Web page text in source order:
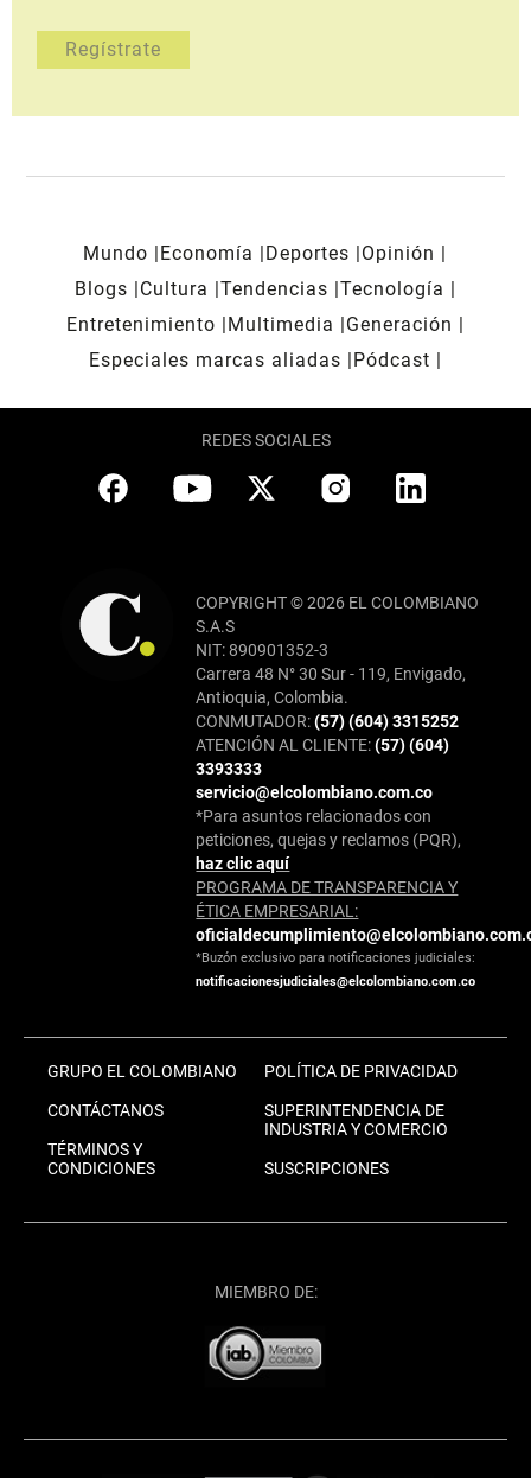
Mundo Economía Deportes
Opinión
Blogs
Cultura Tendencias Tecnología
Entretenimiento
Multimedia
Generación
Especiales marcas aliadas
Pódcast
REDES SOCIALES
COPYRIGHT © 2026 EL COLOMBIANO
S.A.S
NIT: 890901352-3
Carrera 48 N° 30 Sur - 119, Envigado,
Antioquia, Colombia.
CONMUTADOR:(57) (604) 3315252
ATENCIÓN AL CLIENTE:(57) (604)
3393333
servicio@elcolombiano.com.co
*Para asuntos relacionados con
peticiones, quejas y reclamos (PQR),
haz clic aquí
PROGRAMA DE TRANSPARENCIA Y
ÉTICA EMPRESARIAL:
*Buzón exclusivo para notificaciones judiciales:
notificacionesjudiciales@elcolombiano.com.co
GRUPO EL COLOMBIANO
CONTÁCTANOS
TÉRMINOS Y
CONDICIONES
POLÍTICA DE PRIVACIDAD
SUPERINTENDENCIA DE
INDUSTRIA Y COMERCIO
SUSCRIPCIONES
MIEMBRO DE: